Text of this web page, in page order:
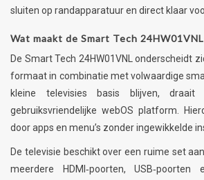
sluiten op randapparatuur en direct klaar
Wat maakt de Smart Tech
De Smart Tech 24HW01VNL onderscheidt
formaat in combinatie met volwaardige
kleine televisies basis blijven,
gebruiksvriendelijke webOS platform.
door apps en menu’s zonder ingewikkelde
De televisie beschikt over een ruime set
meerdere HDMI‑poorten,